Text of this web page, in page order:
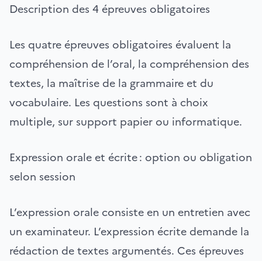
Description des 4 épreuves obligatoires
Les quatre épreuves obligatoires évaluent la
compréhension de l’oral, la compréhension des
textes, la maîtrise de la grammaire et du
vocabulaire. Les questions sont à choix
multiple, sur support papier ou informatique.
Expression orale et écrite : option ou obligation
selon session
L’expression orale consiste en un entretien avec
un examinateur. L’expression écrite demande la
rédaction de textes argumentés. Ces épreuves